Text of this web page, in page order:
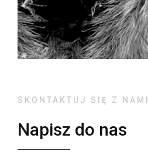
SKONTAKTUJ SIĘ Z NAMI
Napisz do nas